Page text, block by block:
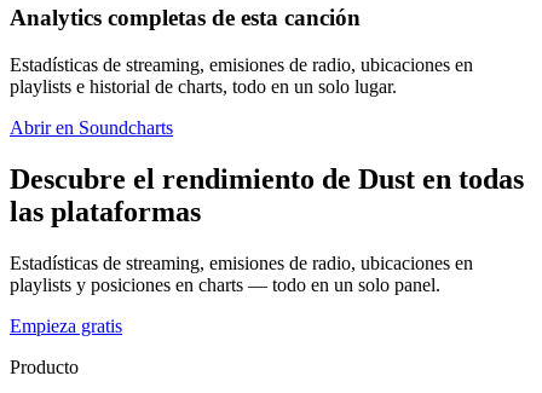
Analytics completas de esta canción
Estadísticas de streaming, emisiones de radio, ubicaciones en
playlists e historial de charts, todo en un solo lugar.
Abrir en Soundcharts
Descubre el rendimiento de Dust en todas
las plataformas
Estadísticas de streaming, emisiones de radio, ubicaciones en
playlists y posiciones en charts — todo en un solo panel.
Empieza gratis
Producto